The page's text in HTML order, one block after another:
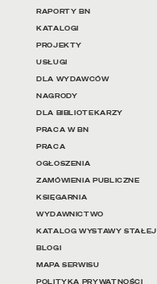
RAPORTY BN
KATALOGI
PROJEKTY
USŁUGI
DLA WYDAWCÓW
NAGRODY
DLA BIBLIOTEKARZY
PRACA W BN
PRACA
OGŁOSZENIA
ZAMÓWIENIA PUBLICZNE
KSIĘGARNIA
WYDAWNICTWO
KATALOG WYSTAWY STAŁEJ
BLOGI
MAPA SERWISU
POLITYKA PRYWATNOŚCI